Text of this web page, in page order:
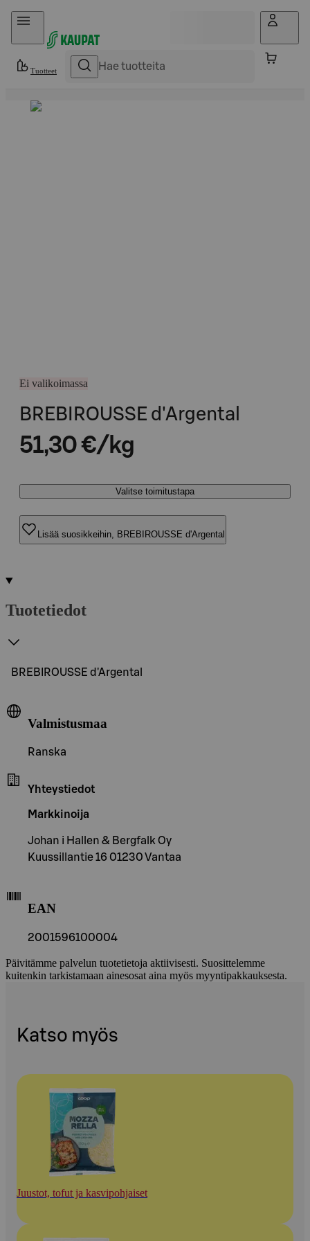
Hyppää sisältöön
Tuotteet
Ei valikoimassa
BREBIROUSSE d'Argental
51,30 €/kg
Valitse toimitustapa
Lisää suosikkeihin, BREBIROUSSE d'Argental
Tuotetiedot
BREBIROUSSE d'Argental
Valmistusmaa
Ranska
Yhteystiedot
Markkinoija
Johan i Hallen & Bergfalk Oy
Kuussillantie 16 01230 Vantaa
EAN
2001596100004
Päivitämme palvelun tuotetietoja aktiivisesti. Suosittelemme
kuitenkin tarkistamaan ainesosat aina myös myyntipakkauksesta.
Katso myös
Juustot, tofut ja kasvipohjaiset